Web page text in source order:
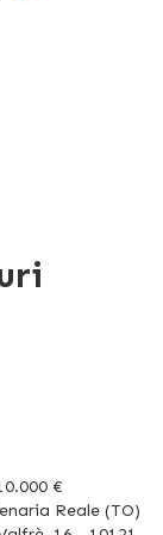
€
Reale (TO)